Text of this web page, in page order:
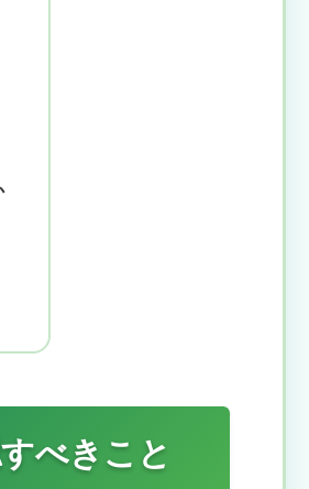
べきこと